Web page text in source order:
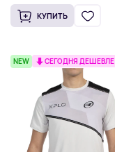
КУПИТЬ
NEW СЕГОДНЯ ДЕШЕВЛЕ